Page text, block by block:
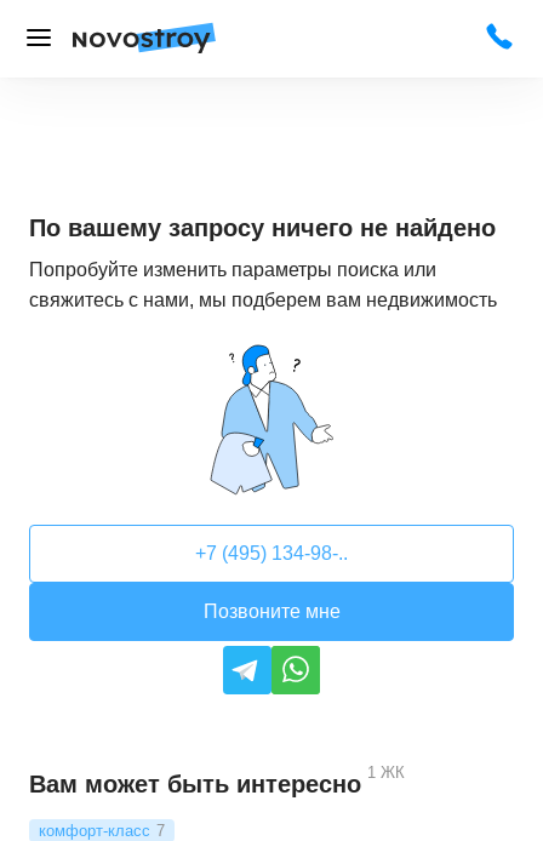
По вашему запросу ничего не найдено
Попробуйте изменить параметры поиска или
свяжитесь с нами, мы подберем вам недвижимость
+7 (495) 134-98-..
Позвоните мне
Вам может быть интересно 1 ЖК
комфорт-класс 7